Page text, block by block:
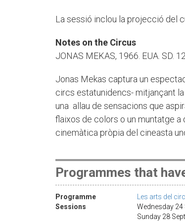
La sessió inclou la projecció del
Notes on the Circus
JONAS MEKAS, 1966. EUA. SD.
Jonas Mekas captura un
circs estatunidencs- mitjançant
una allau de sensacions que
flaixos de colors o un muntatge
cinemàtica pròpia del cineasta
Programmes that
Programme
Les arts del circ
Sessions
Wednesday 24
Sunday 28